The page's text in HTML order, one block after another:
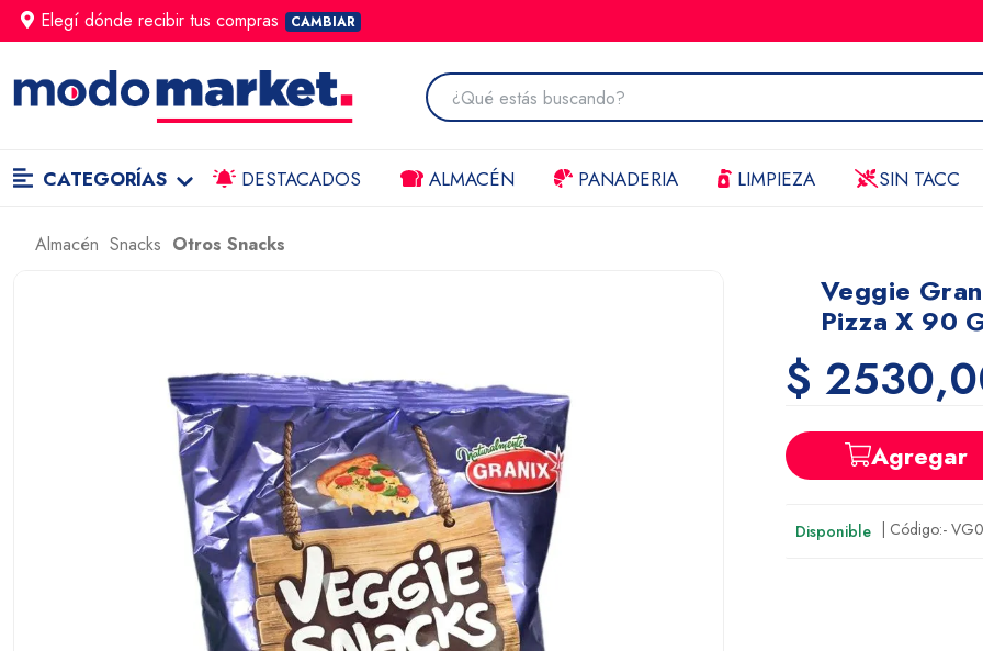
Elegí dónde recibir tus compras CAMBIAR
CATEGORÍAS DESTACADOS ALMACÉN PANADERIA LIMPIEZA SIN TACC
Almacén Snacks Otros Snacks
Veggie
Pizza X 90
$
Agregar
Disponible | Código:-